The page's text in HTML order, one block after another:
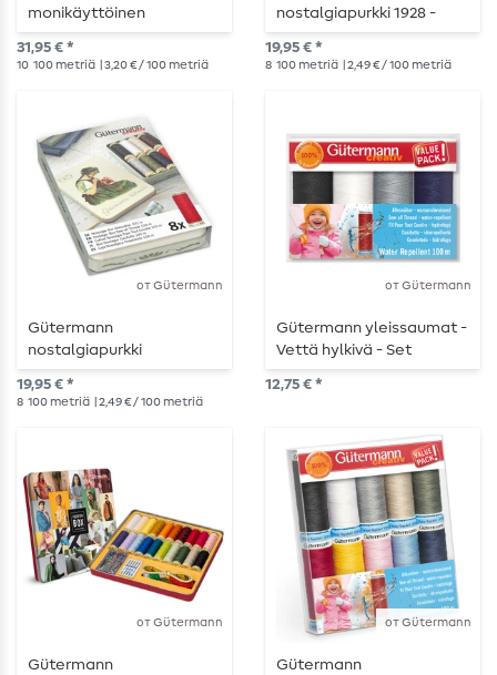
monikäyttöinen
ompelusetti PRYM-
liitupyörällä varustettuna
31,95 € *
10 100 metriä | 3,20 € / 100 metriä
nostalgiapurkki 1928 -
sateenkaaripainos
19,95 € *
8 100 metriä | 2,49 € / 100 metriä
от Gütermann
Gütermann
nostalgiapurkki
19,95 € *
8 100 metriä | 2,49 € / 100 metriä
от Gütermann
Gütermann yleissaumat -
Vettä hylkivä - Set
neutraali - 4x100m
12,75 € *
от Gütermann
Gütermann
от Gütermann
Gütermann